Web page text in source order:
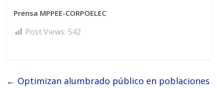
Prensa MPPEE-CORPOELEC
Post Views: 542
← Optimizan alumbrado público en poblaciones